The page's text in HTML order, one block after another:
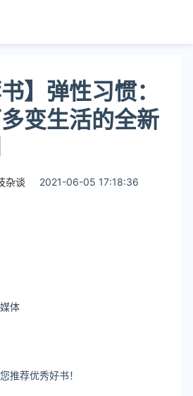
】弹性习惯：
变生活的全新
杂谈
2021-06-05 17:18:36
体
推荐优秀好书！